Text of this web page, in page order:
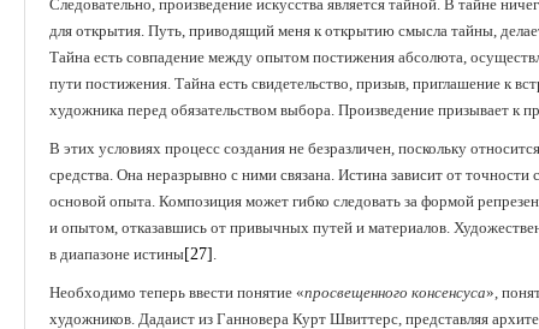
Следовательно, произведение искусства является тайной. В тайне
для открытия. Путь, приводящий меня к открытию смысла тайны,
Тайна есть совпадение между опытом постижения абсолюта,
пути постижения. Тайна есть свидетельство, призыв, приглашение к
художника перед обязательством выбора. Произведение призывает к
В этих условиях процесс создания не безразличен, поскольку
средства. Она неразрывно с ними связана. Истина зависит от точности
основой опыта. Композиция может гибко следовать за формой
и опытом, отказавшись от привычных путей и материалов.
в диапазоне истины[27] .
Необходимо теперь ввести понятие «просвещенного консенсуса»,
художников. Дадаист из Ганновера Курт Швиттерс, представляя